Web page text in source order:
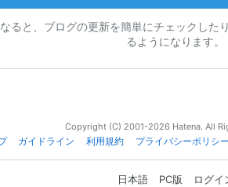
ると、ブログの更新を簡単にチェックした
るようになります。
Copyright (C) 2001-2026 Hatena. All
ガイドライン 利用規約 プライバシーポリシー
日本語 PC版 ログイ